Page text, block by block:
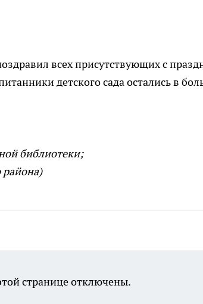
всех присутствующих с
детского сада остались в
библиотеки;
района)
странице отключены.